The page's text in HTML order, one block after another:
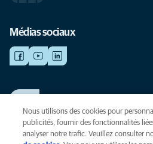
Médias sociaux
Voir nos offres d'emploi
Nous utilisons des cookies pour
publicités, fournir des fonctionnalités
analyser notre trafic. Veuillez consulter